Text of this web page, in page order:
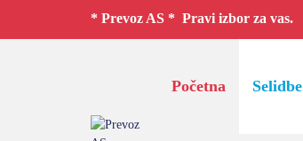
* Prevoz AS * Pravi izbor za vas.
Početna Selidbe